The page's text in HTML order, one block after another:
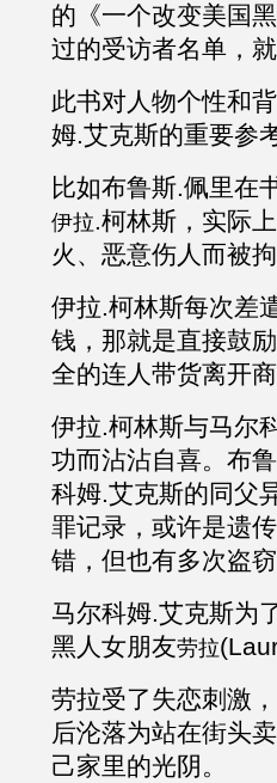
的《一个改变美国
过的受访者名单，就
此书对人物个性和
姆.艾克斯的重要参
比如布鲁斯.佩里在
伊拉.柯林斯 ，实际
火、恶意伤人而被
伊拉.柯林斯每次差
钱，那就是直接鼓
全的连人带货离开商
伊拉.柯林斯与马尔
功而沾沾自喜。布
科姆.艾克斯的同父
罪记录，或许是遗传
错 ，但也有多次盗
马尔科姆.艾克斯为
黑人女朋友劳拉
劳拉受了失恋刺激
后沦落为站在街头
己家里的光阴。